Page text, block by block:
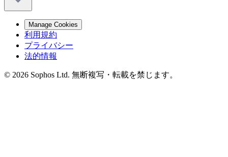
Manage Cookies
利用規約
プライバシー
法的情報
© 2026 Sophos Ltd. 無断複写・転載を禁じます。